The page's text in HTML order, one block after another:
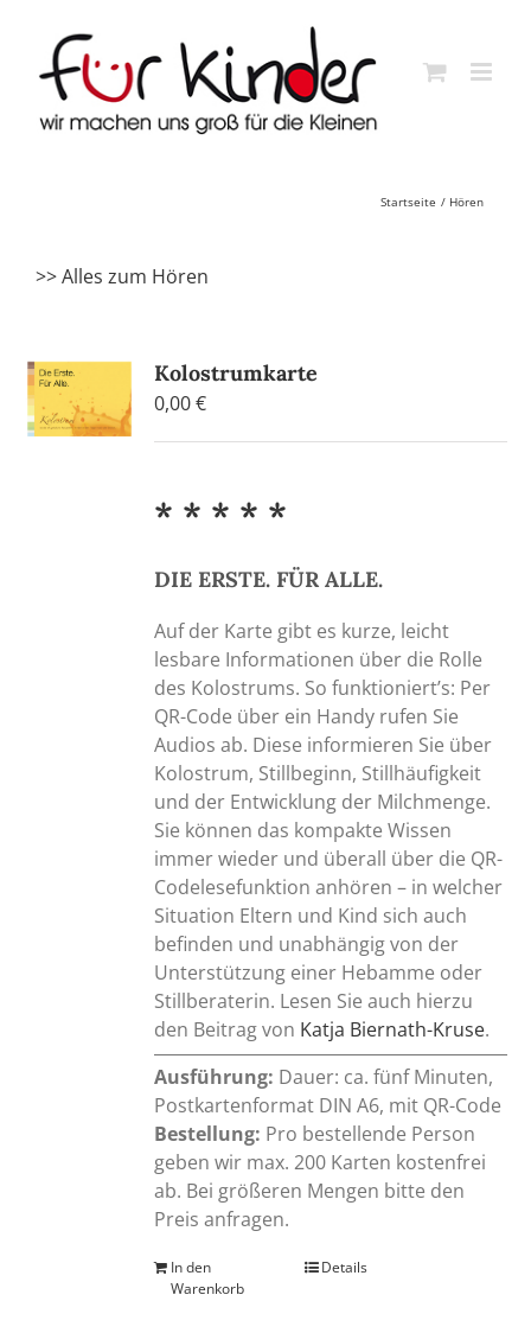
content
Startseite Hören
>> Alles zum Hören
Kolostrumkarte
0,00€
* * * * *
DIE ERSTE. FÜR ALLE.
Auf der Karte gibt es kurze, leicht
lesbare Informationen über die Rolle
des Kolostrums. So funktioniert’s: Per
QR-Code über ein Handy rufen Sie
Audios ab. Diese informieren Sie über
Kolostrum, Stillbeginn, Stillhäufigkeit
und der Entwicklung der Milchmenge.
Sie können das kompakte Wissen
immer wieder und überall über die QR-
Codelesefunktion anhören – in welcher
Situation Eltern und Kind sich auch
befinden und unabhängig von der
Unterstützung einer Hebamme oder
Stillberaterin. Lesen Sie auch hierzu
den Beitrag von Katja Biernath-Kruse.
Ausführung: Dauer: ca. fünf Minuten,
Postkartenformat DIN A6, mit QR-Code
Bestellung: Pro bestellende Person
geben wir max. 200 Karten kostenfrei
ab. Bei größeren Mengen bitte den
Preis anfragen.
In den
Warenkorb
Details